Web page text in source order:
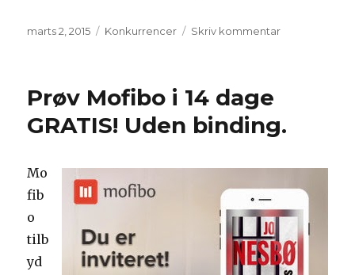
Udgivet
marts 2, 2015 Kategorier
Konkurrencer Skriv kommentartil
3.508
Prøv Mofibo i 14 dage
GRATIS! Uden binding.
Mo
fib
o
tilb
yd